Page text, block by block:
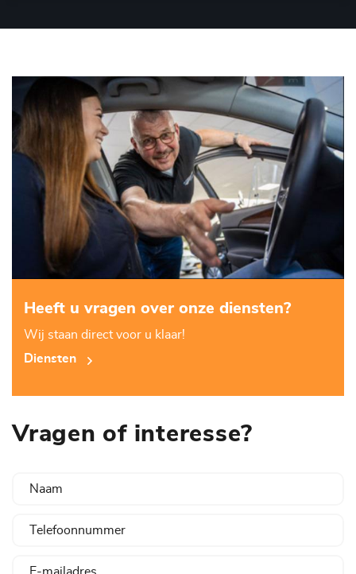
Heeft u vragen over onze diensten?
Wij staan direct voor u klaar!
Diensten
Vragen of interesse?